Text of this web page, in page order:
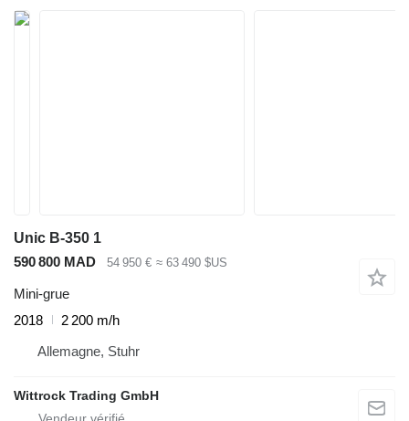
Unic B-350 1
590 800 MAD
54 950 € ≈ 63 490 $US
Mini-grue
2018
2 200 m/h
Allemagne, Stuhr
Wittrock Trading GmbH